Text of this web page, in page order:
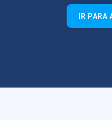
IR PARA